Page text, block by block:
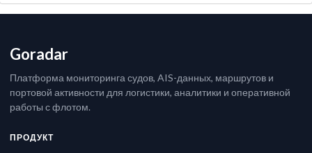
Goradar
Платформа мониторинга судов, AIS-данных, маршрутов и
портовой активности для логистики, аналитики и оперативной
работы с флотом.
ПРОДУКТ